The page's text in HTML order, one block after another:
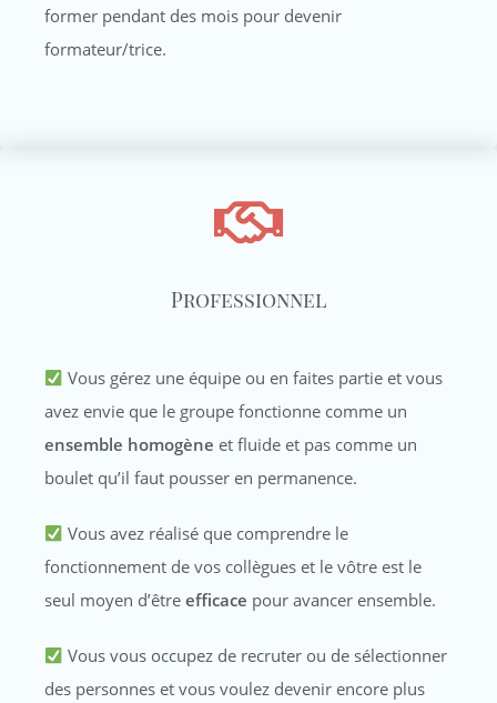
former pendant des mois pour devenir
formateur/trice.
Professionnel
Vous gérez une équipe ou en faites partie et vous
avez envie que le groupe fonctionne comme un
ensemble homogène et fluide et pas comme un
boulet qu’il faut pousser en permanence.
Vous avez réalisé que comprendre le
fonctionnement de vos collègues et le vôtre est le
seul moyen d’êtreefficace pour avancer ensemble.
Vous vous occupez de recruter ou de sélectionner
des personnes et vous voulez devenir encore plus